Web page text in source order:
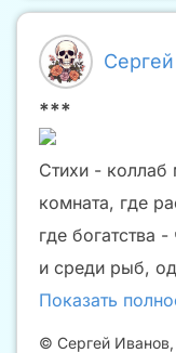
***
Стихи -
комната, где
где богатства
и среди рыб,
Показать
© Сергей Иванов,